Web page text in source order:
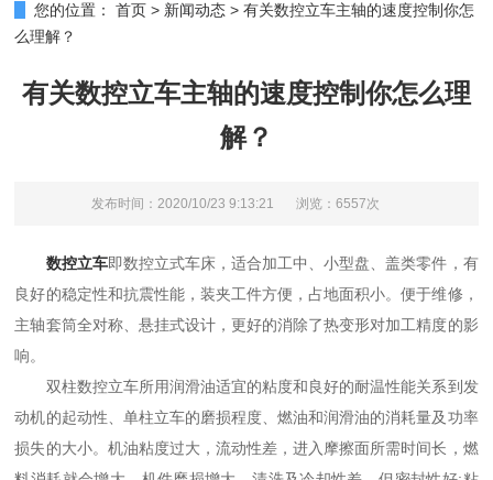
您的位置： 首页 > 新闻动态 >有关数控立车主轴的速度控制你怎
么理解？
有关数控立车主轴的速度控制你怎么理
解？
发布时间：2020/10/23 9:13:21 浏览：6557次
数控立车即数控立式车床，适合加工中、小型盘、盖类零件，有
良好的稳定性和抗震性能，装夹工件方便，占地面积小。便于维修，
主轴套筒全对称、悬挂式设计，更好的消除了热变形对加工精度的影
响。
双柱数控立车所用润滑油适宜的粘度和良好的耐温性能关系到发
动机的起动性、单柱立车的磨损程度、燃油和润滑油的消耗量及功率
损失的大小。机油粘度过大，流动性差，进入摩擦面所需时间长，燃